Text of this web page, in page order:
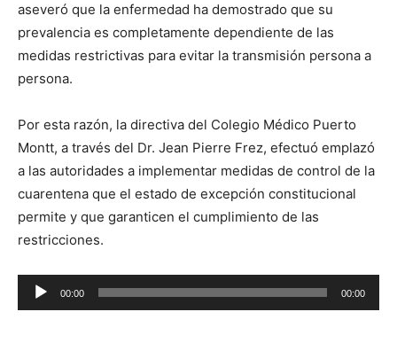
aseveró que la enfermedad ha demostrado que su
prevalencia es completamente dependiente de las
medidas restrictivas para evitar la transmisión persona a
persona.
Por esta razón, la directiva del Colegio Médico Puerto
Montt, a través del Dr. Jean Pierre Frez, efectuó emplazó
a las autoridades a implementar medidas de control de la
cuarentena que el estado de excepción constitucional
permite y que garanticen el cumplimiento de las
restricciones.
Reproductor
de
00:00 00:00